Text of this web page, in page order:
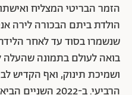
הולדת ביתם הבכורה לירה
בואה לעולם בתמונה שהעלה
ושמיכת תינוק, ואף הקדיש
הרביעי. ב-
2022 השניים